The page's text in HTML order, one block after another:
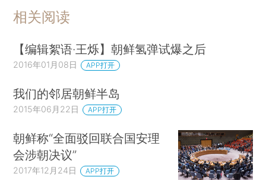
相关阅读
【编辑絮语·王烁】朝鲜氢弹试爆之后
2016年01月08日 APP打开
我们的邻居朝鲜半岛
2015年06月22日 APP打开
朝鲜称“全面驳回联合国安理
会涉朝决议”
2017年12月24日 APP打开